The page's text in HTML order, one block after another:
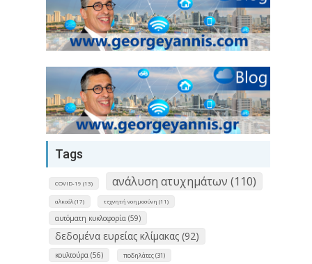
Tags
COVID-19 (13) ανάλυση ατυχημάτων (110)
αλκοόλ (17) τεχνητή νοημοσύνη (11)
αυτόματη κυκλοφορία (59)
δεδομένα ευρείας κλίμακας (92)
κουλτούρα (56) ποδηλάτες (31)